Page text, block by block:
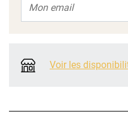
Voir les